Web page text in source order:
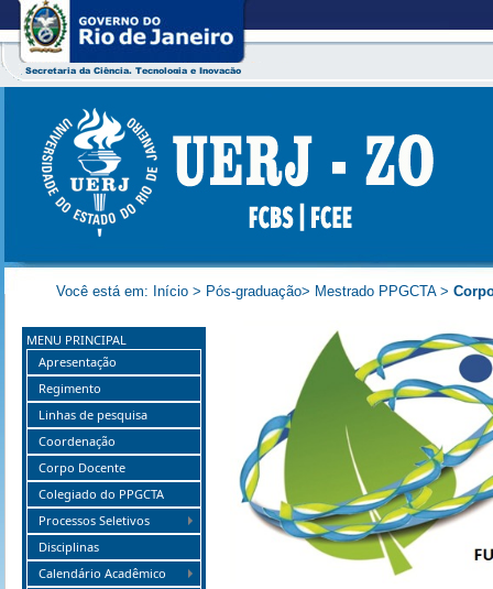
Você está em: Início > Pós-graduação> Mestrado PPGCTA>
MENU PRINCIPAL
Apresentação
Regimento
Linhas de pesquisa
Coordenação
Corpo Docente
Colegiado do PPGCTA
Processos Seletivos
Disciplinas
Calendário Acadêmico